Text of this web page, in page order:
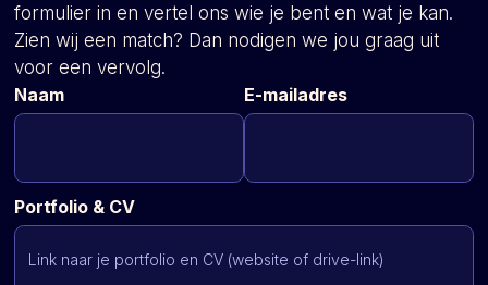
formulier in en vertel ons wie je bent en wat je kan.
Zien wij een match? Dan nodigen we jou graag uit
voor een vervolg.
Naam
E-mailadres
Portfolio & CV